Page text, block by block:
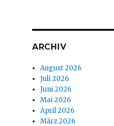
ARCHIV
August 2026
Juli 2026
Juni 2026
Mai 2026
April 2026
März 2026